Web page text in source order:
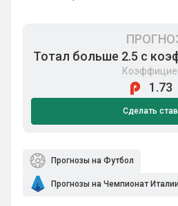
Тотал больше 2.5 с
1.73
Сделать
Прогнозы на Футбол
Прогнозы на Чемпионат Италии